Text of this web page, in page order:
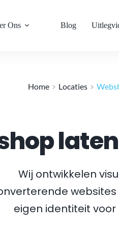
Ons Blog
Home Locaties
Wij ontwikkelen
eigen identiteit voor